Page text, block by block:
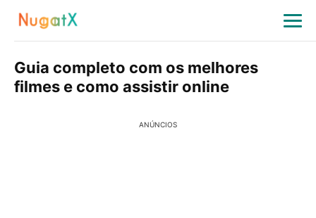
Guia completo com os melhores
filmes e como assistir online
ANÚNCIOS